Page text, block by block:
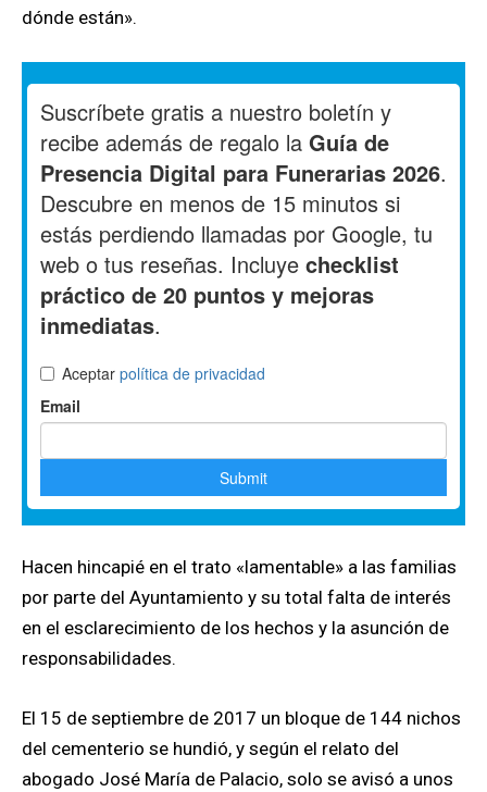
dónde están».
Hacen hincapié en el trato «lamentable» a las familias
por parte del Ayuntamiento y su total falta de interés
en el esclarecimiento de los hechos y la asunción de
responsabilidades.
El 15 de septiembre de 2017 un bloque de 144 nichos
del cementerio se hundió, y según el relato del
abogado José María de Palacio, solo se avisó a unos